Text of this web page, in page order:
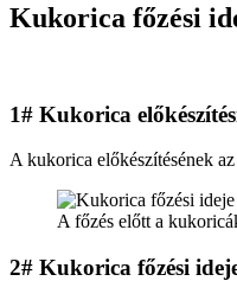
Kukorica főzési
1# Kukorica
A kukorica előkészítésének
A főzés előtt a
2# Kukorica főzési